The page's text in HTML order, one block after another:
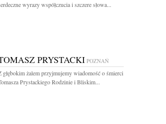
wyrazy współczucia i szczere słowa...
PRYSTACKI POZNAŃ
głębokim żalem przyjmujemy wiadomość o śmierci
Prystackiego Rodzinie i Bliskim...